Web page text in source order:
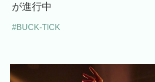
が進行中
#BUCK-TICK